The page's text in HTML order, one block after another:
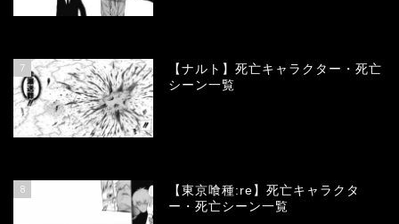
7
【ナルト】死亡キャラクター・死亡
シーン一覧
8
【東京喰種:re】死亡キャラクタ
ー・死亡シーン一覧